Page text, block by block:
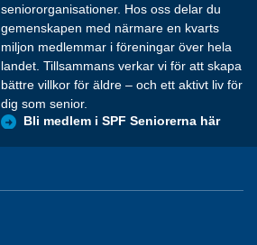
seniororganisationer. Hos oss delar du
gemenskapen med närmare en kvarts
miljon medlemmar i föreningar över hela
landet. Tillsammans verkar vi för att skapa
bättre villkor för äldre – och ett aktivt liv för
dig som senior.
Bli medlem i SPF Seniorerna här